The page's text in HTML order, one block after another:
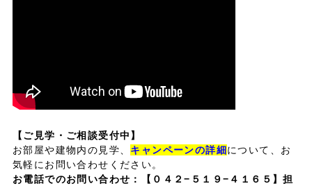
【ご見学・ご相談受付中】
お部屋や建物内の見学、 キャンペーンの詳細について、お
気軽にお問い合わせください。
お電話でのお問い合わせ：
【０４２−５１９−４１６５】担